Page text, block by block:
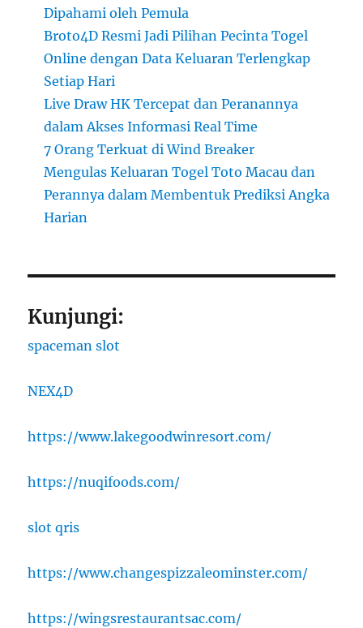
Dipahami oleh Pemula
Broto4D Resmi Jadi Pilihan Pecinta Togel
Online dengan Data Keluaran Terlengkap
Setiap Hari
Live Draw HK Tercepat dan Peranannya
dalam Akses Informasi Real Time
7 Orang Terkuat di Wind Breaker
Mengulas Keluaran Togel Toto Macau dan
Perannya dalam Membentuk Prediksi Angka
Harian
Kunjungi:
spaceman slot
NEX4D
https://www.lakegoodwinresort.com/
https://nuqifoods.com/
slot qris
https://www.changespizzaleominster.com/
https://wingsrestaurantsac.com/